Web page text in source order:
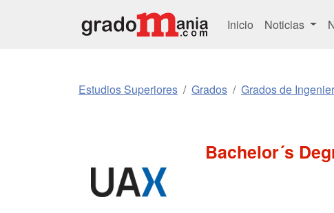
Inicio Noticias
Estudios Superiores Grados Grados de
Bachelor´s